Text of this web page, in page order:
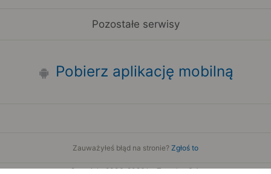
Pozostałe serwisy
Pobierz aplikację mobilną
Zauważyłeś błąd na stronie? Zgłoś to
Copyright 2006-2026 by Teroplan S.A.